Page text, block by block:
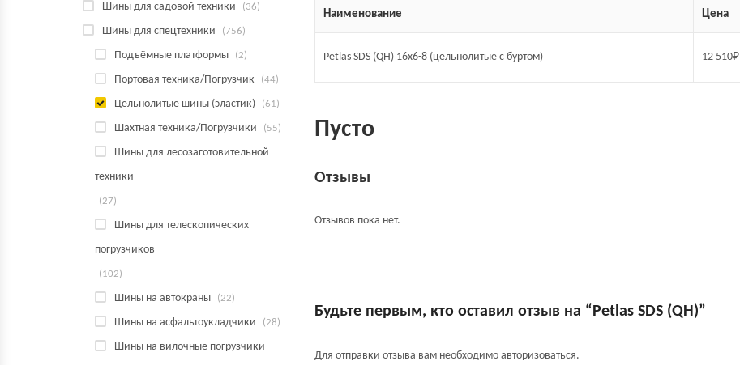
Наименование Цена
Petlas SDS (QH) 16x6-8 (цельнолитые с буртом) 12 510₽
Пусто
Отзывы
Отзывов пока нет.
Будьте первым, кто оставил отзыв на “Petlas SDS (QH)”
Для отправки отзыва вам необходимо авторизоваться.
Шины для садовой техники (36)
Шины для спецтехники (756)
Подъёмные платформы (2)
Портовая техника/Погрузчик (44)
Цельнолитые шины (эластик) (61)
Шахтная техника/Погрузчики (55)
Шины для лесозаготовительной
техники
(27)
Шины для телескопических
погрузчиков
(102)
Шины на автокраны (22)
Шины на асфальтоукладчики (28)
Шины на вилочные погрузчики